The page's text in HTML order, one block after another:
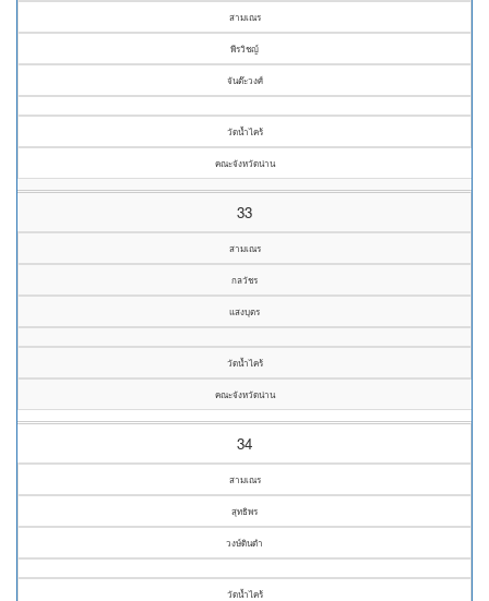
สามเณร
พีรวิชญ์
จันต๊ะวงศ์
วัดน้ำไคร้
คณะจังหวัดน่าน
33
สามเณร
กลวัชร
แสงบุตร
วัดน้ำไคร้
คณะจังหวัดน่าน
34
สามเณร
สุทธิพร
วงษ์ดินดำ
วัดน้ำไคร้